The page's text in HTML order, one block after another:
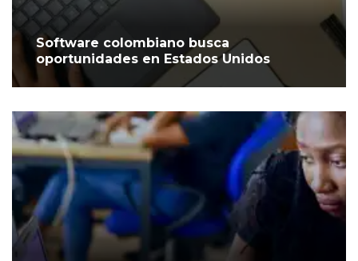
Software colombiano busca
oportunidades en Estados Unidos